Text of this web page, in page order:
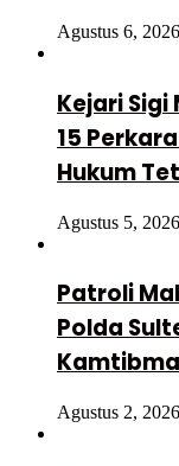
Agustus 6, 2026
Kejari
15
Hukum
Agustus 5, 2026
Patroli
Polda
Agustus 2, 2026